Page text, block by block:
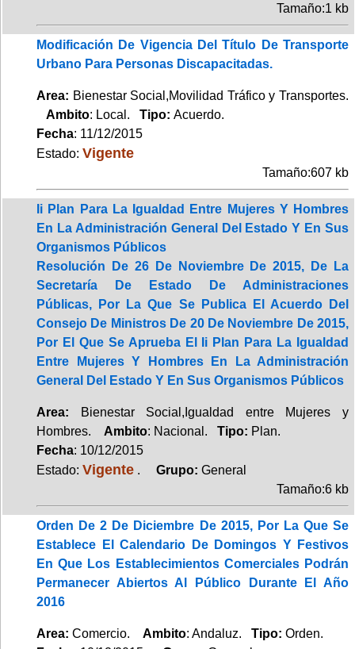
Tamaño:1 kb
Modificación De Vigencia Del Título De Transporte
Urbano Para Personas Discapacitadas.
Area: Bienestar Social,Movilidad Tráfico y Transportes.
Ambito: Local. Tipo: Acuerdo.
Fecha: 11/12/2015
Estado: Vigente
Tamaño:607 kb
Ii Plan Para La Igualdad Entre Mujeres Y Hombres
En La Administración General Del Estado Y En Sus
Organismos Públicos
Resolución De 26 De Noviembre De 2015, De La
Secretaría De Estado De Administraciones
Públicas, Por La Que Se Publica El Acuerdo Del
Consejo De Ministros De 20 De Noviembre De 2015,
Por El Que Se Aprueba El Ii Plan Para La Igualdad
Entre Mujeres Y Hombres En La Administración
General Del Estado Y En Sus Organismos Públicos
Area: Bienestar Social,Igualdad entre Mujeres y
Hombres. Ambito: Nacional. Tipo: Plan.
Fecha: 10/12/2015
Estado: Vigente . Grupo: General
Tamaño:6 kb
Orden De 2 De Diciembre De 2015, Por La Que Se
Establece El Calendario De Domingos Y Festivos
En Que Los Establecimientos Comerciales Podrán
Permanecer Abiertos Al Público Durante El Año
2016
Area: Comercio. Ambito: Andaluz. Tipo: Orden.